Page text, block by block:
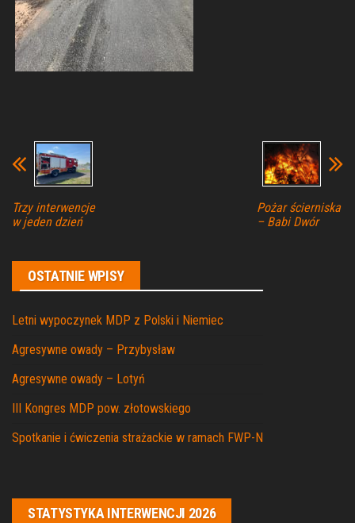
Trzy interwencje
w jeden dzień
Pożar ścierniska
– Babi Dwór
OSTATNIE WPISY
Letni wypoczynek MDP z Polski i Niemiec
Agresywne owady – Przybysław
Agresywne owady – Lotyń
III Kongres MDP pow. złotowskiego
Spotkanie i ćwiczenia strażackie w ramach FWP-N
STATYSTYKA INTERWENCJI 2026